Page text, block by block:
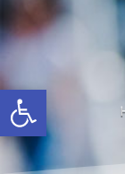
Abrir barra de